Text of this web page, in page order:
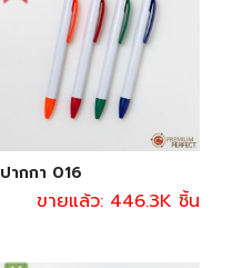
ปากกา 016
ขายแล้ว: 446.3K ชิ้น